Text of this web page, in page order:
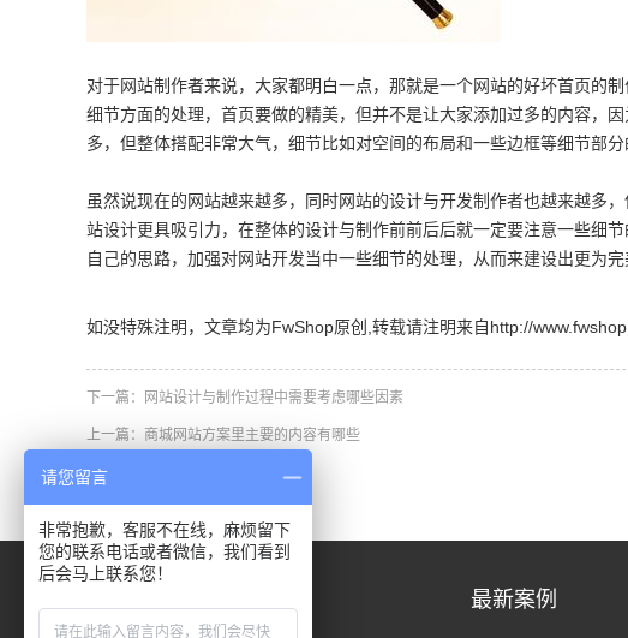
对于网站制作者来说，大家都明白一点，那就是一个网站的好坏首页的
细节方面的处理，首页要做的精美，但并不是让大家添加过多的内容，
多，但整体搭配非常大气，细节比如对空间的布局和一些边框等细节部分
虽然说现在的网站越来越多，同时网站的设计与开发制作者也越来越多
站设计更具吸引力，在整体的设计与制作前前后后就一定要注意一些细
自己的思路，加强对网站开发当中一些细节的处理，从而来建设出更为完
如没特殊注明，文章均为FwShop原创,转载请注明来自http://
下一篇： 网站设计与制作过程中需要考虑哪些因素
上一篇： 商城网站方案里主要的内容有哪些
最新案例
请您留言
非常抱歉，客服不在线，麻烦留下
您的联系电话或者微信，我们看到
后会马上联系您！